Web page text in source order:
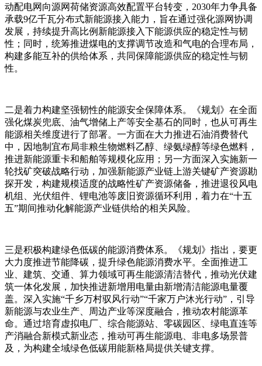
动配电网向源网荷储资源高效配置平台转变，2030年力争具备
承载9亿千瓦分布式新能源接入能力，旨在通过强化源网协调
发展，持续提升高比例新能源接入下能源供应的稳定性与韧
性；同时，统筹推进煤电的支撑调节改造和气电的合理布局，
构建多能互补的供给体系，共同保障能源供应的稳定性与韧
性。
二是着力构建坚强韧性的能源安全保障体系。《规划》在全面
强化煤炭兜底、油气增储上产等安全基石的同时，也从可再生
能源相关维度进行了部署。一方面在大力推进石油消费替代
中，因地制宜布局非粮生物燃料乙醇、绿氨绿醇等绿色燃料，
推进新能源重卡和船舶等规模化应用；另一方面深入实施新一
轮找矿突破战略行动，加强新能源产业链上游关键矿产资源勘
探开发，构建规模适度的战略性矿产资源储备，推进退役风电
机组、光伏组件、锂电池等废旧资源循环利用，着力在“十五
五”期间推动化解能源产业链供给的相关风险。
三是积极构建绿色低碳的能源消费体系。《规划》指出，要更
大力度推进节能降碳，提升绿色能源消费水平。全面推进工
业、建筑、交通、算力领域可再生能源清洁替代，推动光伏建
筑一体化发展，加快推进新增用电量由新增清洁能源电量覆
盖。深入实施“千乡万村驭风行动”“千家万户沐光行动”，引导
新能源与农业生产、周边产业等深度融合，推动农村能源革
命。通过培育虚拟电厂、综合能源站、零碳园区、绿电直连等
产消融合新模式新业态，推动可再生能源电、非电多场景普
及，为构建全域绿色低碳用能新格局提供关键支撑。